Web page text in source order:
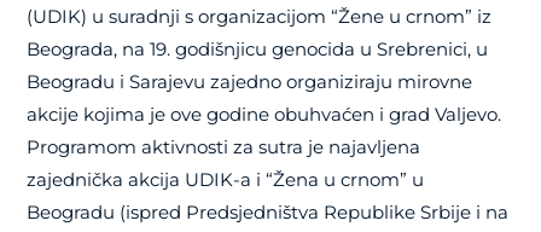
(UDIK) u suradnji s organizacijom “Žene u crnom” iz
Beograda, na 19. godišnjicu genocida u Srebrenici, u
Beogradu i Sarajevu zajedno organiziraju mirovne
akcije kojima je ove godine obuhvaćen i grad Valjevo.
Programom aktivnosti za sutra je najavljena
zajednička akcija UDIK-a i “Žena u crnom” u
Beogradu (ispred Predsjedništva Republike Srbije i na